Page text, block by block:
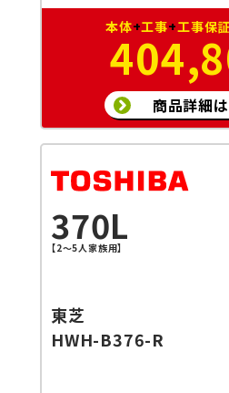
本体+工事+工事保証
商品詳細は
370L
【2～5人家族用】
東芝
HWH-B376-R